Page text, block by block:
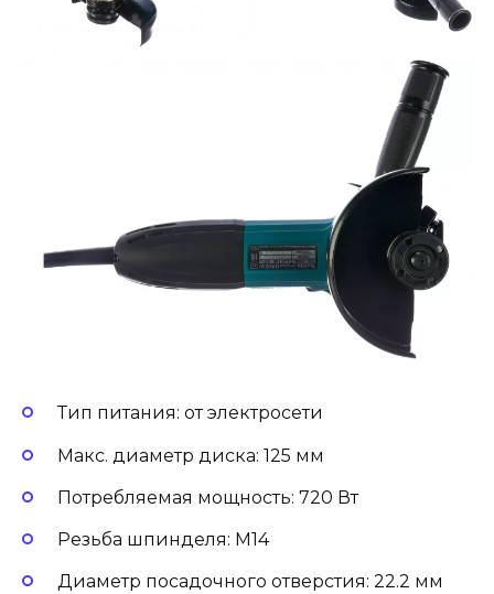
Тип питания: от электросети
Макс. диаметр диска: 125 мм
Потребляемая мощность: 720 Вт
Резьба шпинделя: M14
Диаметр посадочного отверстия: 22.2 мм